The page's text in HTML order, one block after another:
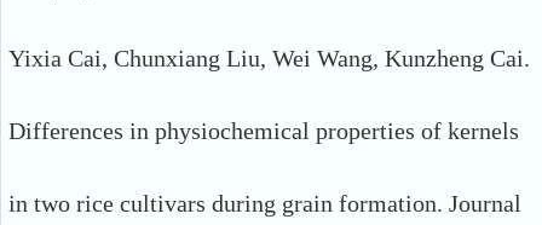
Yixia Cai, Chunxiang Liu, Wei Wang, Kunzheng Cai.
Differences in physiochemical properties of kernels
in two rice cultivars during grain formation. Journal